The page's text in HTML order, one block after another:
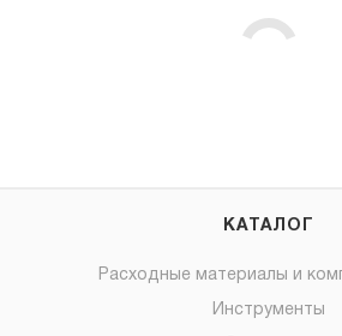
КАТАЛОГ
Расходные материалы и
Инструменты